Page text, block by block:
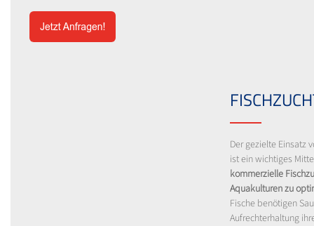
Der gezielte Einsatz
ist ein wichtiges
kommerzielle
Aquakulturen zu
Fische benötigen
Aufrechterhaltung